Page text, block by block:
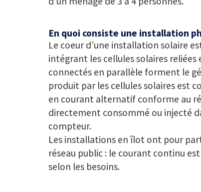
En quoi consiste une installation
Le coeur d’une installation solaire
intégrant les cellules solaires reliées
connectés en parallèle forment le
produit par les cellules solaires est
en courant alternatif conforme au
directement consommé ou injecté
compteur.
Les installations en îlot ont pour
réseau public : le courant continu
selon les besoins.